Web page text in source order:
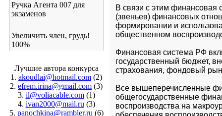
Ручка Агента 007 для
экзаменов
Увеличить член, грудь!
100%
Лучшие автора конкурса
1. akoudlai@hotmail.com (2)
2. efrem.irina@gmail.com (3)
3. il@voliacable.com (1)
4. ivan2000@mail.ru (3)
5. panochkina@rambler.ru (6)
В связи с этим финансовая
(звеньев) финансовых
формировании и
общественном
Финансовая система РФ
государственный бюджет,
страхования, фондовый
Все вышеперечисленные
общегосударственные
воспроизводства на